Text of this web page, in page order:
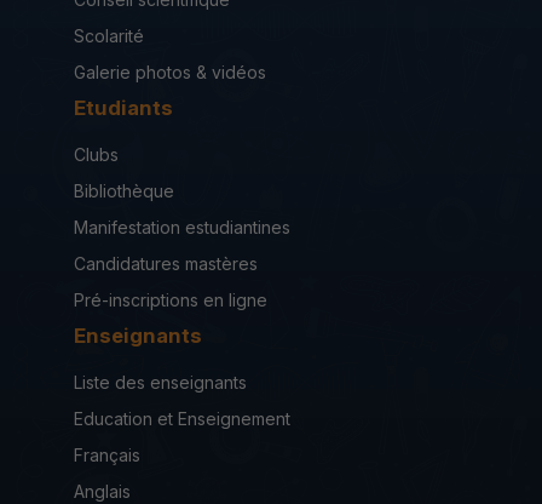
Scolarité
Galerie photos & vidéos
Etudiants
Clubs
Bibliothèque
Manifestation estudiantines
Candidatures mastères
Pré-inscriptions en ligne
Enseignants
Liste des enseignants
Education et Enseignement
Français
Anglais